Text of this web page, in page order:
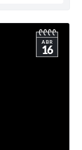
ABR
16